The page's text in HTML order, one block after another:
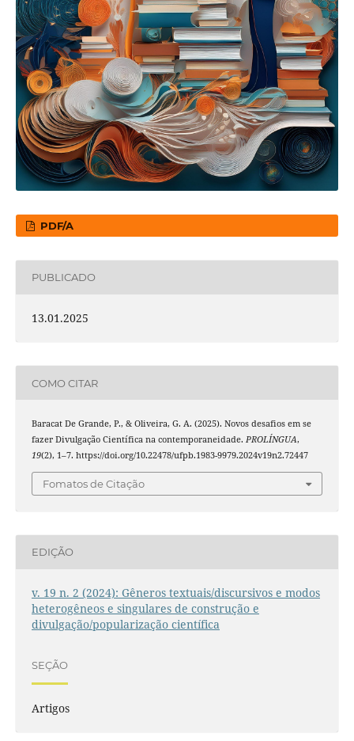
PDF/A
PUBLICADO
13.01.2025
COMO CITAR
Baracat De Grande, P., & Oliveira, G. A. (2025). Novos desafios em se
fazer Divulgação Científica na contemporaneidade. PROLÍNGUA,
19(2), 1–7. https://doi.org/10.22478/ufpb.1983-9979.2024v19n2.72447
Fomatos de Citação
EDIÇÃO
v. 19 n. 2 (2024): Gêneros textuais/discursivos e modos
heterogêneos e singulares de construção e
divulgação/popularização científica
SEÇÃO
Artigos